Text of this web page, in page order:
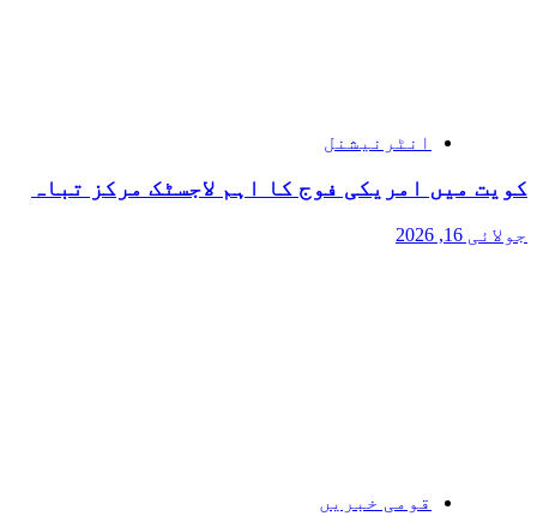
انٹرنیشنل
کویت میں امریکی فوج کا اہم لاجسٹک مرکز تباہ
جولائی 16, 2026
قومی خبریں